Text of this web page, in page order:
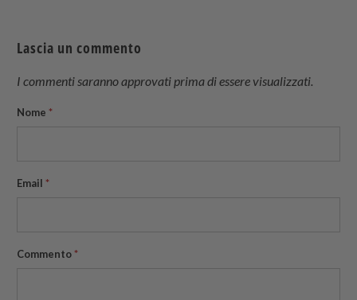
Lascia un commento
I commenti saranno approvati prima di essere visualizzati.
Nome *
Email *
Commento *